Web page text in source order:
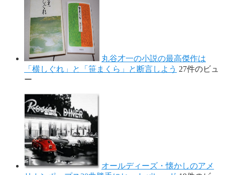
丸谷才一の小説の最高傑作は
「横しぐれ」と「笹まくら」と断言しよう 27件のビュ
ー
オールディーズ・懐かしのアメ